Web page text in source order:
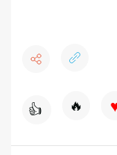
👍 🔥